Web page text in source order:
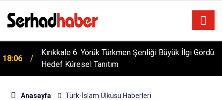
18:06
Kırıkkale 6. Yörük Türkmen Şenliği Büyük İlgi Gördü:
Hedef Küresel Tanıtım
Anasayfa Türk-İslam Ülküsü Haberleri